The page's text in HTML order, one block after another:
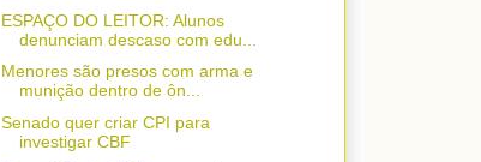
ESPAÇO DO LEITOR: Alunos
denunciam descaso com edu...
Menores são presos com arma e
munição dentro de ôn...
Senado quer criar CPI para
investigar CBF